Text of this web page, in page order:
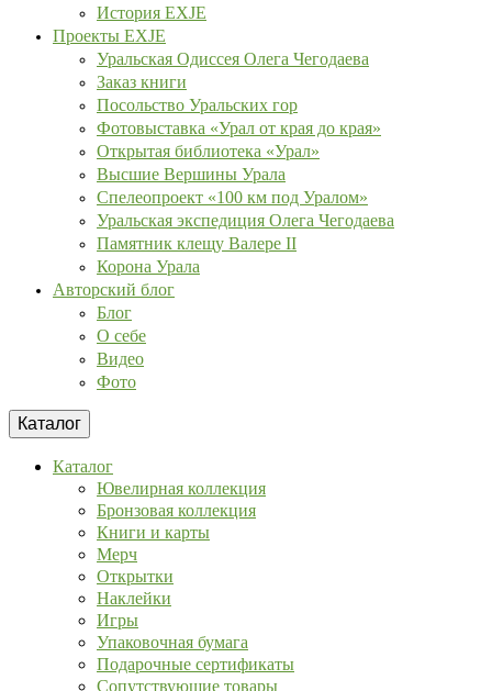
История EXJE
Проекты EXJE
Уральская Одиссея Олега Чегодаева
Заказ книги
Посольство Уральских гор
Фотовыставка «Урал от края до края»
Открытая библиотека «Урал»
Высшие Вершины Урала
Спелеопроект «100 км под Уралом»
Уральская экспедиция Олега Чегодаева
Памятник клещу Валере II
Корона Урала
Авторский блог
Блог
О себе
Видео
Фото
Каталог
Каталог
Ювелирная коллекция
Бронзовая коллекция
Книги и карты
Мерч
Открытки
Наклейки
Игры
Упаковочная бумага
Подарочные сертификаты
Сопутствующие товары